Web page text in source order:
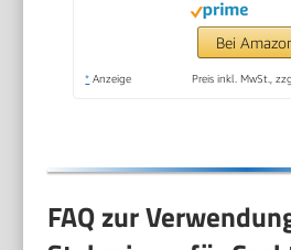
500ml
Becher,
Bei
* Anzeige Preis inkl. MwSt.,
FAQ zur